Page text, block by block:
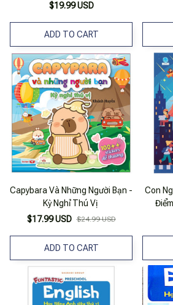
$19.99 USD
ADD TO CART
Capybara Và Những Người Bạn -
Kỳ Nghỉ Thú Vị
$17.99 USD $24.99 USD
ADD TO CART
Con